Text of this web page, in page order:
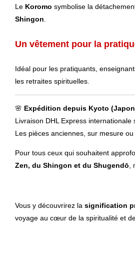
Le Koromo symbolise la
Shingon.
Un vêtement pour la
Idéal pour les pratiquants,
les retraites spirituelles.
🌸 Expédition depuis Kyoto
Livraison DHL Express internationale
Les pièces anciennes, sur mesure
Pour tous ceux qui souhaitent
Zen, du Shingon et du Shugendō,
Vous y découvrirez la signification
voyage au cœur de la spiritualité et